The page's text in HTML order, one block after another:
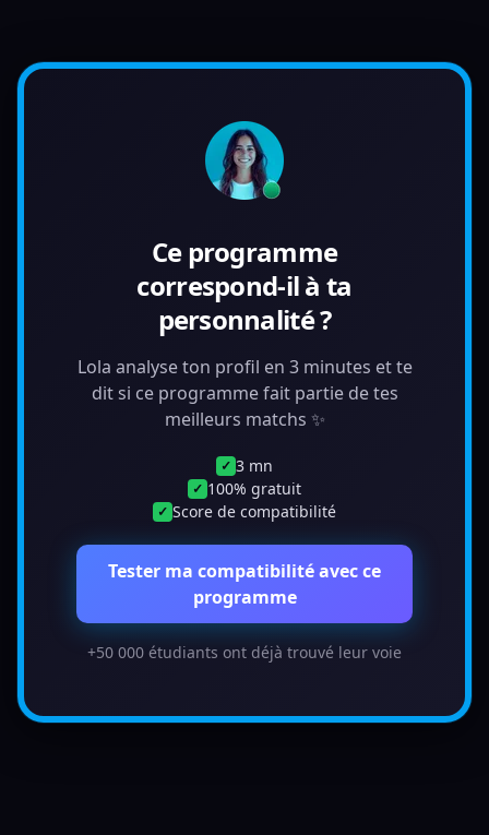
Ce programme
correspond-il à ta
personnalité ?
Lola analyse ton profil en 3 minutes et te
dit si ce programme fait partie de tes
meilleurs matchs ✨
✓ 3 mn
✓ 100% gratuit
✓ Score de compatibilité
Tester ma compatibilité avec ce
programme
+50 000 étudiants ont déjà trouvé leur voie